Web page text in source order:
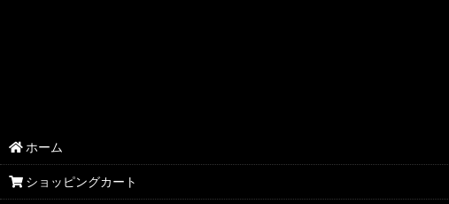
ホーム
ショッピングカート